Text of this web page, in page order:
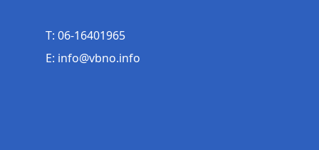
T: 06-16401965
E: info@vbno.info